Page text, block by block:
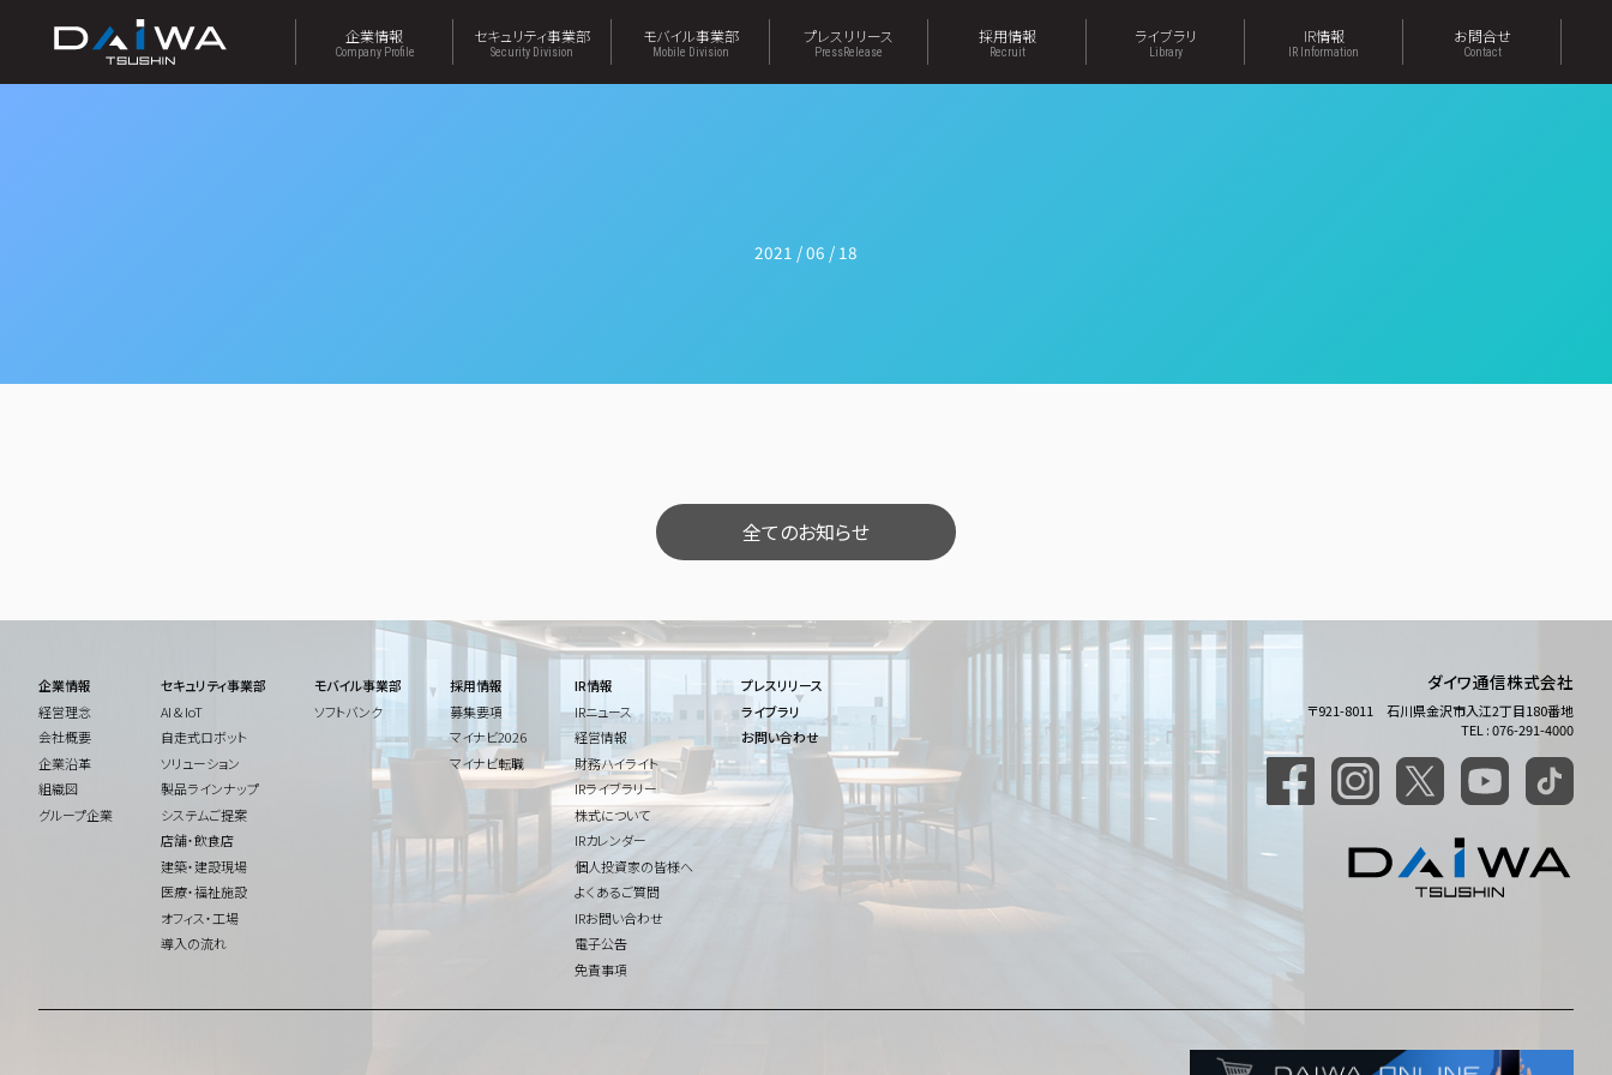
企業情報
Company Profile
セキュリティ事業部
Security Division
モバイル事業部
Mobile Division
プレスリリース
PressRelease
採用情報
Recruit
ライブラリ
Library
IR情報
IR Information
お問合せ
Contact
2021 / 06 / 18
全てのお知らせ
企業情報
経営理念
会社概要
企業沿革
組織図
グループ企業
セキュリティ事業部
AI & IoT
自走式ロボット
ソリューション
製品ラインナップ
システムご提案
店舗・飲食店
建築・建設現場
医療・福祉施設
オフィス・工場
導入の流れ
モバイル事業部
ソフトバンク
採用情報
募集要項
マイナビ2026
マイナビ転職
IR情報
IRニュース
経営情報
財務ハイライト
IRライブラリー
株式について
IRカレンダー
個人投資家の皆様へ
よくあるご質問
IRお問い合わせ
電子公告
免責事項
プレスリリース
ライブラリ
お問い合わせ
ダイワ通信株式会社
〒921-8011 石川県金沢市入江2丁目180番地
TEL : 076-291-4000